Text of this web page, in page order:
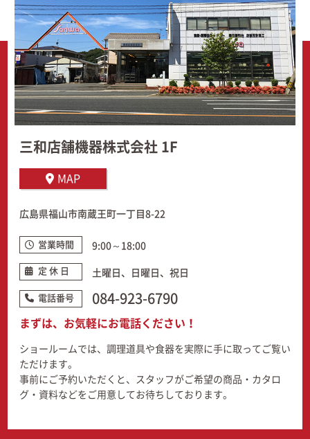
三和店舗機器株式会社 1F
MAP
広島県福山市南蔵王町一丁目8-22
営業時間 9:00～18:00
定 休 日 土曜日、日曜日、祝日
電話番号 084-923-6790
まずは、お気軽にお電話ください！
ショールームでは、調理道具や食器を実際に手に取ってご覧い
ただけます。
事前にご予約いただくと、スタッフがご希望の商品・カタロ
グ・資料などをご用意してお待ちしております。